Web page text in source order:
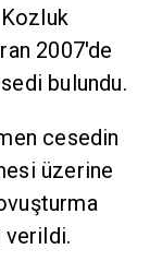
2007'de
bulundu.
cesedin
üzerine
verildi.